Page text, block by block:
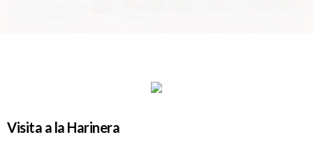
Visita a la Harinera